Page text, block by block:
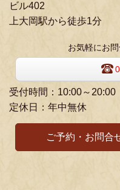
ビル402
上大岡駅から徒歩1分
お気軽にお
受付時間：10:00～20:00
定休日：年中無休
ご予約・お問合